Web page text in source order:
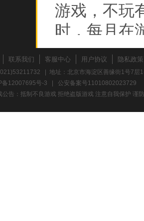
游戏，不玩
时，每月在
3.不要将
折时，应多
力。
养成积极
联系我们 客服中心 用户协议 隐私政策
| 地址：北京市海淀区善缘街1号7
备12007695号-3
公安备案号11010802023729
公告：抵制不良游戏 拒绝盗版游戏 注意自我保护 谨